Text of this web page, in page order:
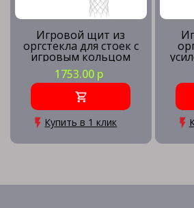
Игровой щит из
оргстекла для стоек с
игровым кольцом
1753.00 р
Купить в 1 клик